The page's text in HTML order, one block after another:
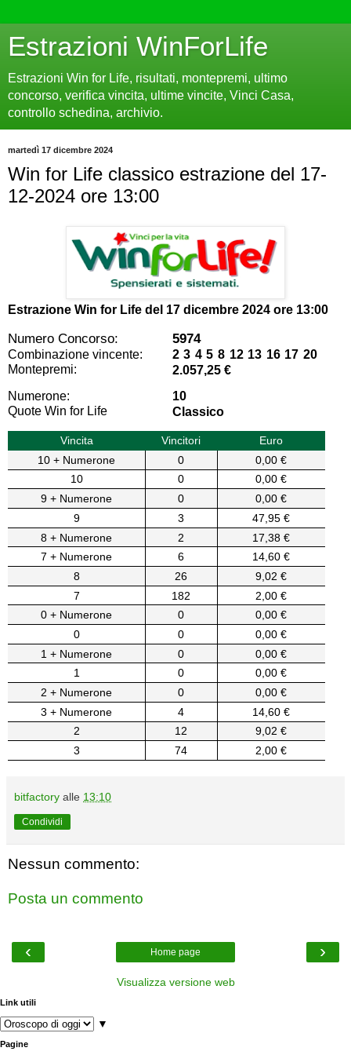
Estrazioni WinForLife
Estrazioni Win for Life, risultati, montepremi, ultimo
concorso, verifica vincita, ultime vincite, Vinci Casa,
controllo schedina, archivio.
martedì 17 dicembre 2024
Win for Life classico estrazione del 17-
12-2024 ore 13:00
Estrazione Win for Life del 17 dicembre 2024 ore 13:00
Numero Concorso: 5974
Combinazione vincente:
2 3 4 5 8 12 13 16 17 20
Montepremi:
2.057,25 €
Numerone:
10
Quote Win for Life
Classico
Vincita Vincitori
Euro
10 + Numerone
0
0,00 €
10
0
0,00 €
9 + Numerone
0
0,00 €
9
3
47,95 €
8 + Numerone
2
17,38 €
7 + Numerone
6
14,60 €
8
26
9,02 €
7
182
2,00 €
0 + Numerone
0
0,00 €
0
0
0,00 €
1 + Numerone
0
0,00 €
1
0
0,00 €
2 + Numerone
0
0,00 €
3 + Numerone
4
14,60 €
2
12
9,02 €
3
74 2,00 €
bitfactory alle 13:10
Condividi
Nessun commento:
Posta un commento
‹ ›
Home page
Visualizza versione web
Link utili
▼
Pagine